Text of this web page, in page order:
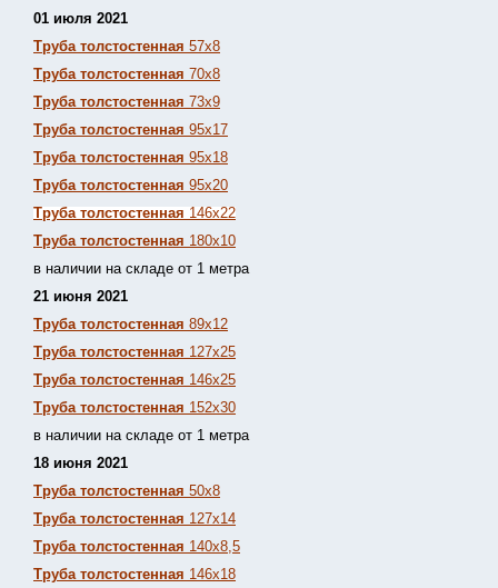
01 июля 2021
Труба толстостенная 57х8
Труба толстостенная 70х8
Труба толстостенная 73х9
Труба толстостенная 95х17
Труба толстостенная 95х18
Труба толстостенная 95х20
Труба толстостенная 146х22
Труба толстостенная 180х10
в наличии на складе от 1 метра
21 июня 2021
Труба толстостенная 89х12
Труба толстостенная 127х25
Труба толстостенная 146х25
Труба толстостенная 152х30
в наличии на складе от 1 метра
18 июня 2021
Труба толстостенная 50х8
Труба толстостенная 127х14
Труба толстостенная 140х8,5
Труба толстостенная 146х18